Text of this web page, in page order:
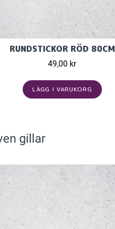
RUNDSTICKOR RÖD 80CM
49,00 kr
LÄGG I VARUKORG
gillar